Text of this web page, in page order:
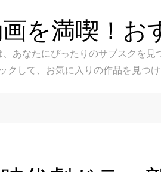
を満喫！お
なたにぴったりのサブスクを見
クして、お気に入りの作品を見つけ